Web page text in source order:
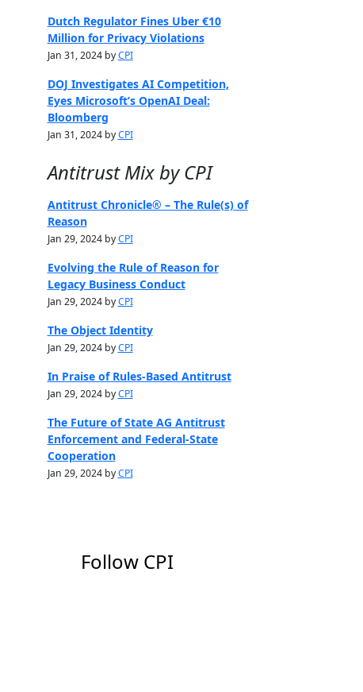
Dutch Regulator Fines Uber €10
Million for Privacy Violations
Jan 31, 2024 byCPI
DOJ Investigates AI Competition,
Eyes Microsoft’s OpenAI Deal:
Bloomberg
Jan 31, 2024 byCPI
Antitrust Mix by CPI
Antitrust Chronicle® – The Rule(s) of
Reason
Jan 29, 2024 byCPI
Evolving the Rule of Reason for
Legacy Business Conduct
Jan 29, 2024 byCPI
The Object Identity
Jan 29, 2024 byCPI
In Praise of Rules-Based Antitrust
Jan 29, 2024 byCPI
The Future of State AG Antitrust
Enforcement and Federal-State
Cooperation
Jan 29, 2024 byCPI
Follow CPI